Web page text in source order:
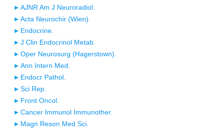
AJNR Am J Neuroradiol.
Acta Neurochir (Wien).
Endocrine.
J Clin Endocrinol Metab.
Oper Neurosurg (Hagerstown).
Ann Intern Med.
Endocr Pathol.
Sci Rep.
Front Oncol.
Cancer Immunol Immunother.
Magn Reson Med Sci.